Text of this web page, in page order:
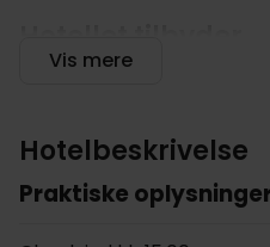
for et afslappende
Trollhättan, som begge
Vis mere
Hotelbeskrivelse
Praktiske